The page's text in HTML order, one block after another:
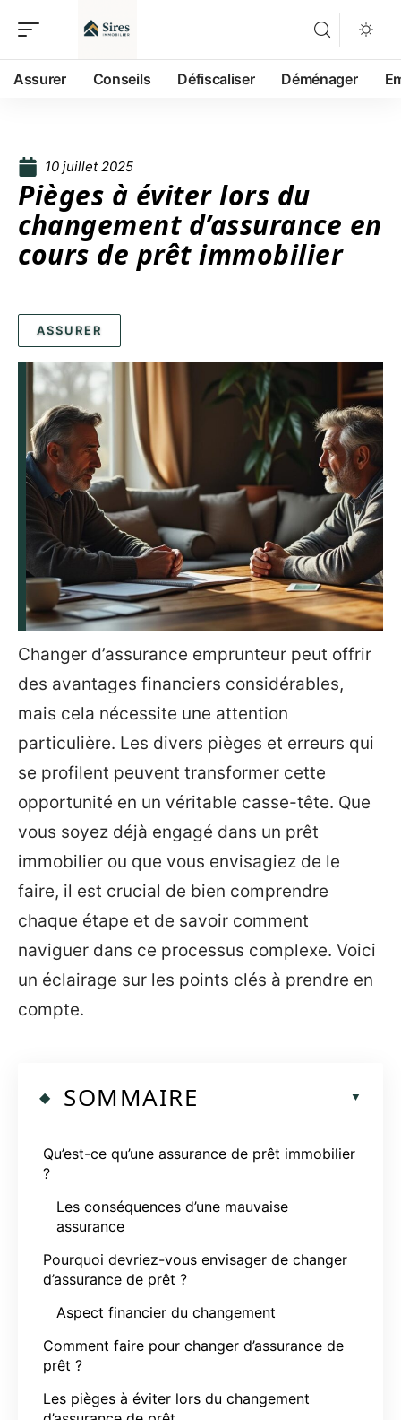
Assurer Conseils Défiscaliser Déménager
10 juillet 2025
Pièges à éviter lors du
changement d’assurance en
cours de prêt immobilier
ASSURER
Changer d’assurance emprunteur peut offrir
des avantages financiers considérables,
mais cela nécessite une attention
particulière. Les divers pièges et erreurs qui
se profilent peuvent transformer cette
opportunité en un véritable casse-tête. Que
vous soyez déjà engagé dans un prêt
immobilier ou que vous envisagiez de le
faire, il est crucial de bien comprendre
chaque étape et de savoir comment
naviguer dans ce processus complexe. Voici
un éclairage sur les points clés à prendre en
compte.
SOMMAIRE
Qu’est-ce qu’une assurance de prêt immobilier
?
Les conséquences d’une mauvaise
assurance
Pourquoi devriez-vous envisager de changer
d’assurance de prêt ?
Aspect financier du changement
Comment faire pour changer d’assurance de
prêt ?
Les pièges à éviter lors du changement